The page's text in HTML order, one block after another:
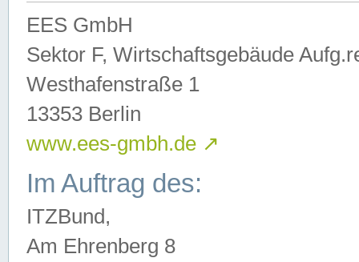
EES GmbH
Sektor F, Wirtschaftsgebäude
Westhafenstraße 1
13353 Berlin
www.ees-gmbh.de ↗
Im Auftrag des:
ITZBund,
Am Ehrenberg 8